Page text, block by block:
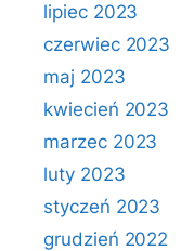
lipiec 2023
czerwiec 2023
maj 2023
kwiecień 2023
marzec 2023
luty 2023
styczeń 2023
grudzień 2022